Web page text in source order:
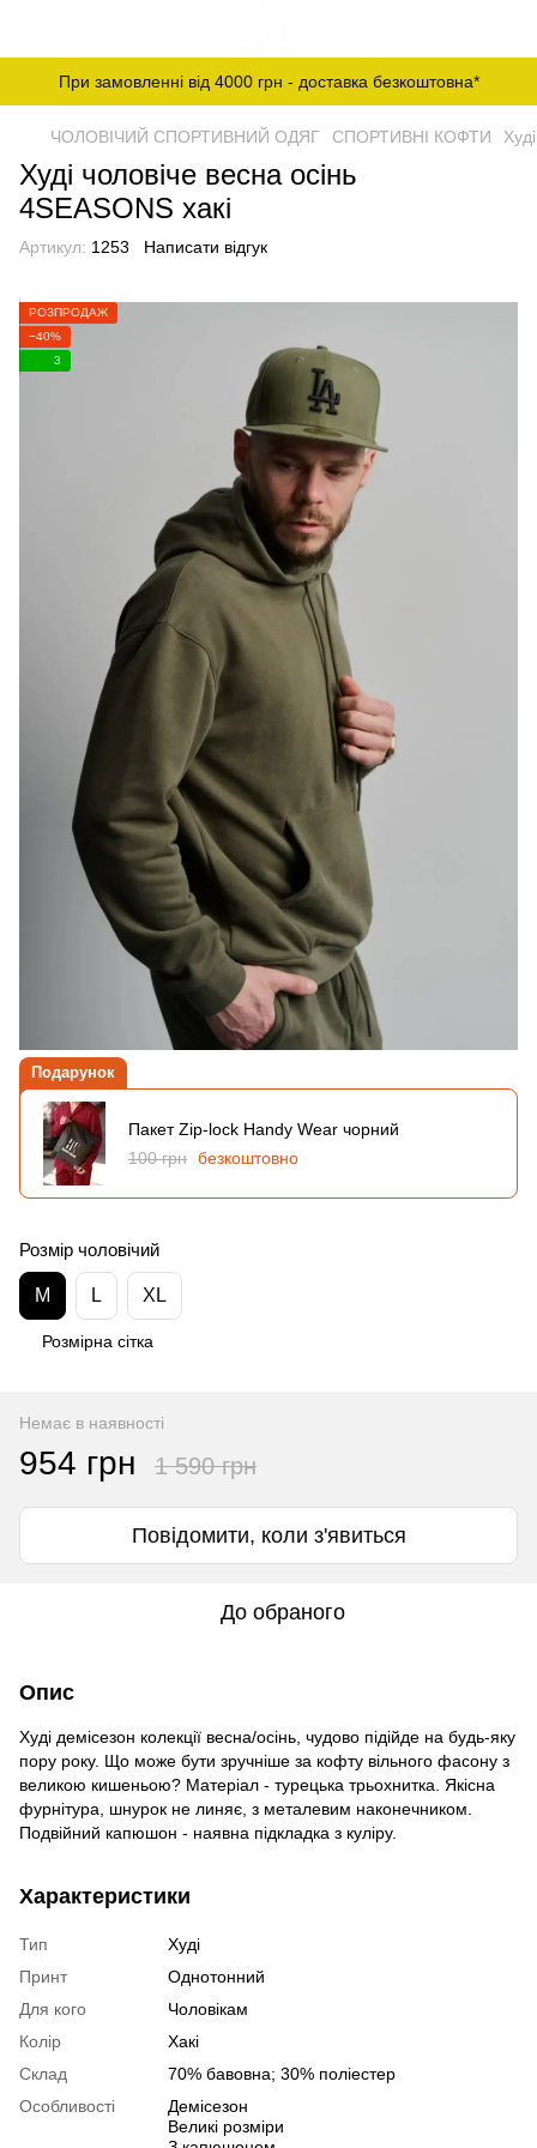
При замовленні від 4000 грн - доставка безкоштовна*
ЧОЛОВІЧИЙ СПОРТИВНИЙ ОДЯГ СПОРТИВНІ КОФТИ
Худі чоловіче весна осінь
4SEASONS хакі
Артикул: 1253 Написати відгук
РОЗПРОДАЖ
−40%
3
Подарунок
Пакет Zip-lock Handy Wear чорний
100 грн безкоштовно
Розмір чоловічий
M L XL
Розмірна сітка
Немає в наявності
954 грн 1 590 грн
Повідомити, коли з'явиться
До обраного
Опис
Худі демісезон колекції весна/осінь, чудово підійде на будь-яку
пору року. Що може бути зручніше за кофту вільного фасону з
великою кишеньою? Матеріал - турецька трьохнитка. Якісна
фурнітура, шнурок не линяє, з металевим наконечником.
Подвійний капюшон - наявна підкладка з куліру.
Характеристики
Тип
Худі
Принт
Однотонний
Для кого
Чоловікам
Колір
Хакі
Склад
70% бавовна; 30% поліестер
Особливості
Демісезон
Великі розміри